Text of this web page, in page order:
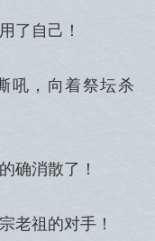
了自己！
吼，向着祭坛杀
确消散了！
老祖的对手！